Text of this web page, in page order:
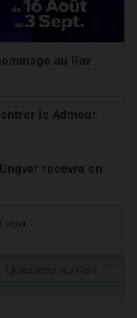
au Rav
le Admour
recevra en
venir